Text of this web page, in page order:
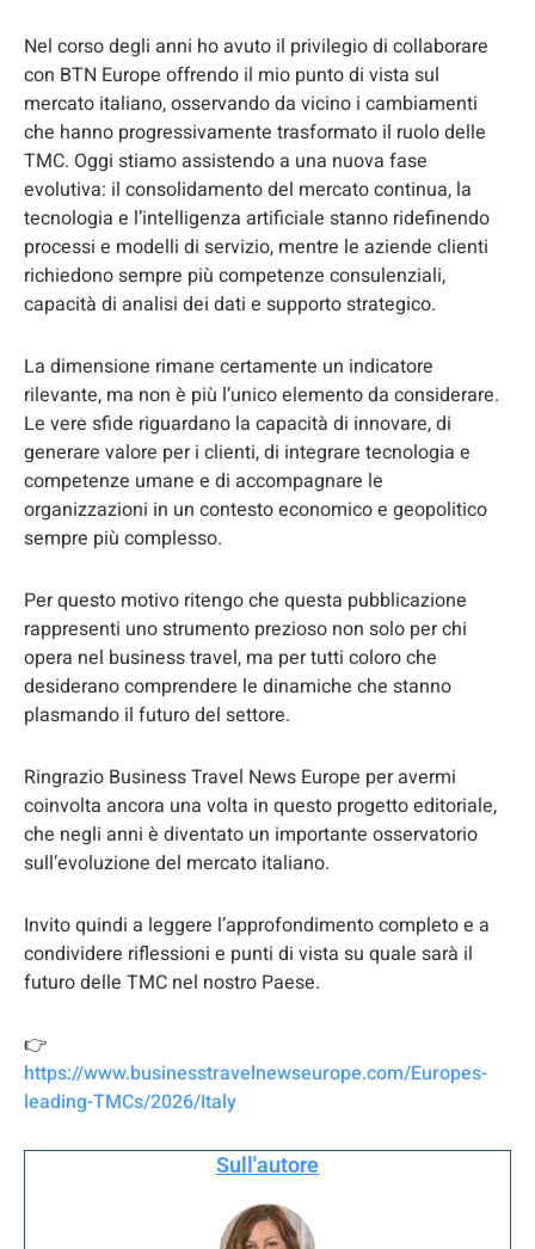
Nel corso degli anni ho avuto il privilegio di collaborare
con BTN Europe offrendo il mio punto di vista sul
mercato italiano, osservando da vicino i cambiamenti
che hanno progressivamente trasformato il ruolo delle
TMC. Oggi stiamo assistendo a una nuova fase
evolutiva: il consolidamento del mercato continua, la
tecnologia e l’intelligenza artificiale stanno ridefinendo
processi e modelli di servizio, mentre le aziende clienti
richiedono sempre più competenze consulenziali,
capacità di analisi dei dati e supporto strategico.
La dimensione rimane certamente un indicatore
rilevante, ma non è più l’unico elemento da considerare.
Le vere sfide riguardano la capacità di innovare, di
generare valore per i clienti, di integrare tecnologia e
competenze umane e di accompagnare le
organizzazioni in un contesto economico e geopolitico
sempre più complesso.
Per questo motivo ritengo che questa pubblicazione
rappresenti uno strumento prezioso non solo per chi
opera nel business travel, ma per tutti coloro che
desiderano comprendere le dinamiche che stanno
plasmando il futuro del settore.
Ringrazio Business Travel News Europe per avermi
coinvolta ancora una volta in questo progetto editoriale,
che negli anni è diventato un importante osservatorio
sull’evoluzione del mercato italiano.
Invito quindi a leggere l’approfondimento completo e a
condividere riflessioni e punti di vista su quale sarà il
futuro delle TMC nel nostro Paese.
👉
https://www.businesstravelnewseurope.com/Europes-
leading-TMCs/2026/Italy
Sull'autore